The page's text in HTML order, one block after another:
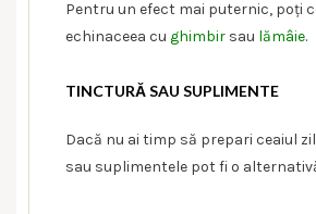
Pentru un efect mai puternic, poți
echinaceea cu ghimbir sau lămâie.
TINCTURĂ SAU SUPLIMENTE
Dacă nu ai timp să prepari ceaiul
sau suplimentele pot fi o